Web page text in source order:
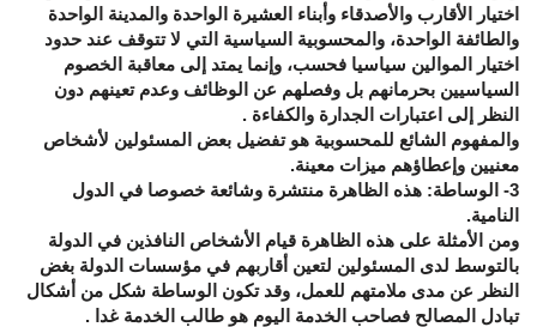
اختيار الأقارب والأصدقاء وأبناء العشيرة الواحدة والمدينة الواحدة
والطائفة الواحدة، والمحسوبية السياسية التي لا تتوقف عند حدود
اختيار الموالين سياسيا فحسب، وإنما يمتد إلى معاقبة الخصوم
السياسيين بحرمانهم بل وفصلهم عن الوظائف وعدم تعينهم دون
النظر إلى اعتبارات الجدارة والكفاءة .
والمفهوم الشائع للمحسوبية هو تفضيل بعض المسئولين لأشخاص
معنيين وإعطاؤهم ميزات معينة.
3- الوساطة: هذه الظاهرة منتشرة وشائعة خصوصا في الدول
النامية.
ومن الأمثلة على هذه الظاهرة قيام الأشخاص النافذين في الدولة
بالتوسط لدى المسئولين لتعين أقاربهم في مؤسسات الدولة بغض
النظر عن مدى ملامتهم للعمل، وقد تكون الوساطة شكل من أشكال
تبادل المصالح فصاحب الخدمة اليوم هو طالب الخدمة غدا .